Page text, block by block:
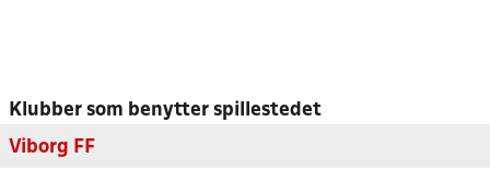
Klubber som benytter spillestedet
Viborg FF